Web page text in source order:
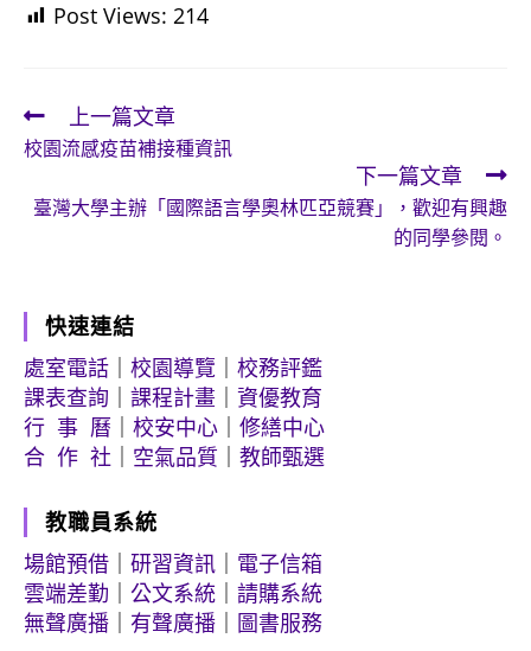
Post Views: 214
Read
more
articles
上一篇文章
校園流感疫苗補接種資訊
下一篇文章
臺灣大學主辦「國際語言學奧林匹亞競賽」，歡迎有興趣
的同學參閱。
快速連結
處室電話
校園導覽
校務評鑑
課表查詢
課程計畫
資優教育
行 事 曆
校安中心
修繕中心
合 作 社
空氣品質 教師甄選
教職員系統
場館預借
研習資訊
電子信箱
雲端差勤
公文系統
請購系統
無聲廣播
有聲廣播 圖書服務